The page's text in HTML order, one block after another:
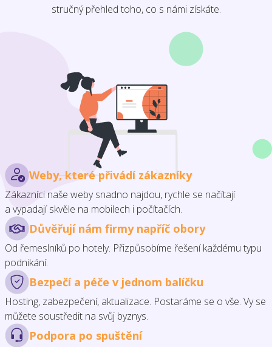
stručný přehled toho, co s námi získáte.
Weby, které přivádí zákazníky
Zákazníci naše weby snadno najdou, rychle se načítají
a vypadají skvěle na mobilech i počítačích.
Důvěřují nám firmy napříč obory
Od řemeslníků po hotely. Přizpůsobíme řešení každému typu
podnikání.
Bezpečí a péče v jednom balíčku
Hosting, zabezpečení, aktualizace. Postaráme se o vše. Vy se
můžete soustředit na svůj byznys.
Podpora po spuštění